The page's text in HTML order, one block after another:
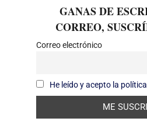
GANAS DE
CORREO,
Correo electrónico
He leído y acepto la